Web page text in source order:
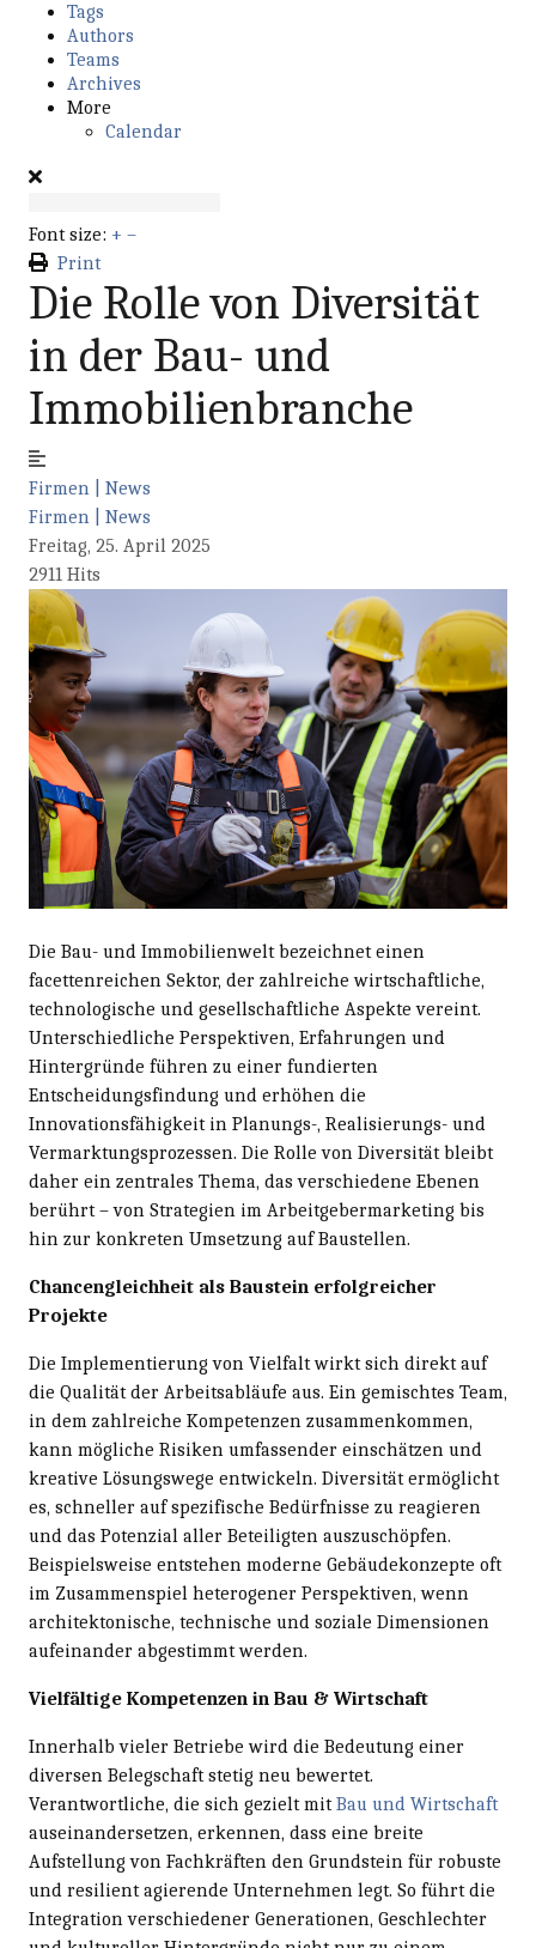
Tags
Authors
Teams
Archives
More
Calendar
Font size: + –
Print
Die Rolle von Diversität
in der Bau- und
Immobilienbranche
Firmen | News
Firmen | News
Freitag, 25. April 2025
2911 Hits
Die Bau- und Immobilienwelt bezeichnet einen
facettenreichen Sektor, der zahlreiche wirtschaftliche,
technologische und gesellschaftliche Aspekte vereint.
Unterschiedliche Perspektiven, Erfahrungen und
Hintergründe führen zu einer fundierten
Entscheidungsfindung und erhöhen die
Innovationsfähigkeit in Planungs-, Realisierungs- und
Vermarktungsprozessen. Die Rolle von Diversität bleibt
daher ein zentrales Thema, das verschiedene Ebenen
berührt – von Strategien im Arbeitgebermarketing bis
hin zur konkreten Umsetzung auf Baustellen.
Chancengleichheit als Baustein erfolgreicher
Projekte
Die Implementierung von Vielfalt wirkt sich direkt auf
die Qualität der Arbeitsabläufe aus. Ein gemischtes Team,
in dem zahlreiche Kompetenzen zusammenkommen,
kann mögliche Risiken umfassender einschätzen und
kreative Lösungswege entwickeln. Diversität ermöglicht
es, schneller auf spezifische Bedürfnisse zu reagieren
und das Potenzial aller Beteiligten auszuschöpfen.
Beispielsweise entstehen moderne Gebäudekonzepte oft
im Zusammenspiel heterogener Perspektiven, wenn
architektonische, technische und soziale Dimensionen
aufeinander abgestimmt werden.
Vielfältige Kompetenzen in Bau & Wirtschaft
Innerhalb vieler Betriebe wird die Bedeutung einer
diversen Belegschaft stetig neu bewertet.
Verantwortliche, die sich gezielt mitBau und Wirtschaft
auseinandersetzen, erkennen, dass eine breite
Aufstellung von Fachkräften den Grundstein für robuste
und resilient agierende Unternehmen legt. So führt die
Integration verschiedener Generationen, Geschlechter